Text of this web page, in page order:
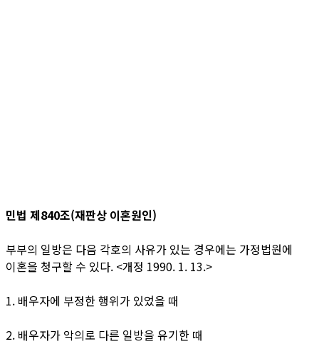
민법 제840조(재판상 이혼원인)
부부의 일방은 다음 각호의 사유가 있는 경우에는 가정법원에
이혼을 청구할 수 있다. <개정 1990. 1. 13.>
1. 배우자에 부정한 행위가 있었을 때
2. 배우자가 악의로 다른 일방을 유기한 때